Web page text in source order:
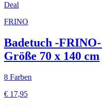
Deal
FRINO
Badetuch -
Größe 70 x 140 cm
8 Farben
€ 17,95